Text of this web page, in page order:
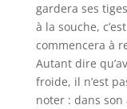
gardera ses
à la souche,
commencera à
Autant dire
froide, il n’est
noter : dans son